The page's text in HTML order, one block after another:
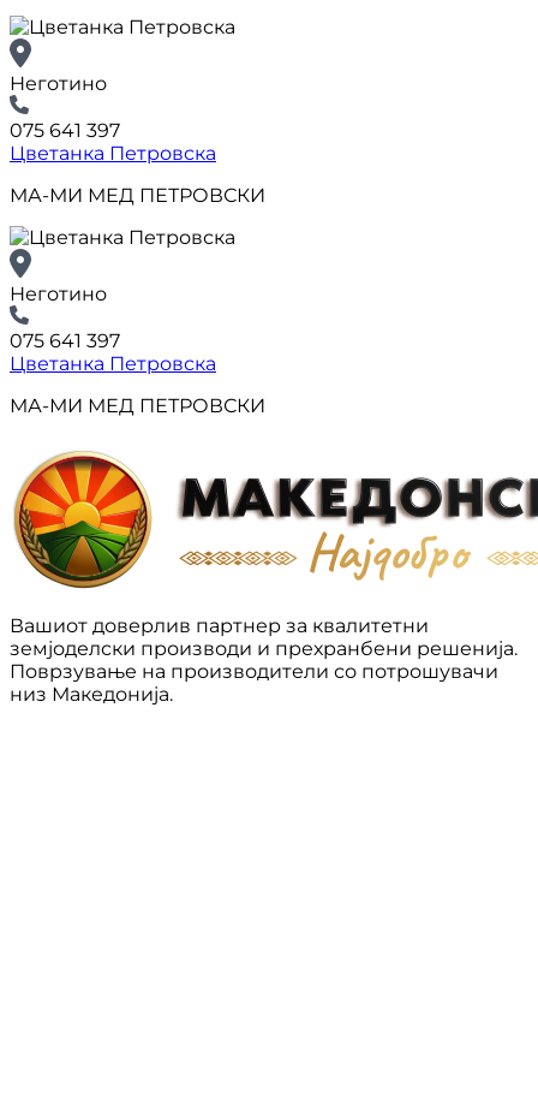
Неготино
075 641 397
Цветанка Петровска
МА-МИ МЕД ПЕТРОВСКИ
Неготино
075 641 397
Цветанка Петровска
МА-МИ МЕД ПЕТРОВСКИ
Вашиот доверлив партнер за квалитетни
земјоделски производи и прехранбени решенија.
Поврзување на производители со потрошувачи
низ Македонија.